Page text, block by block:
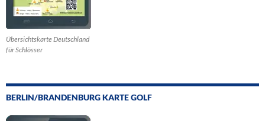
Übersichtskarte Deutschland
für Schlösser
BERLIN/BRANDENBURG KARTE GOLF